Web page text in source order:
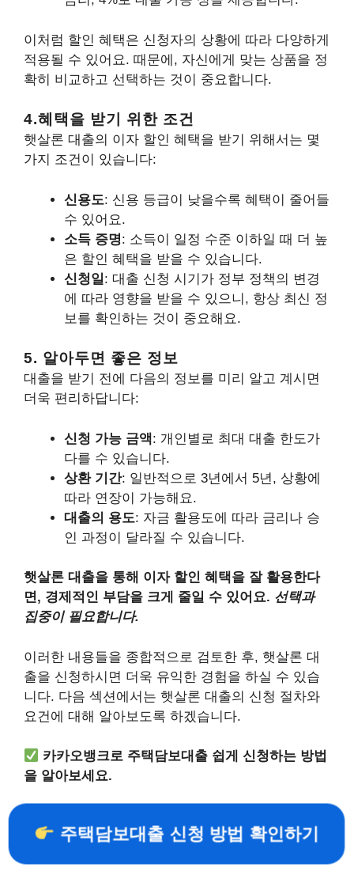
이처럼 할인 혜택은 신청자의 상황에 따라 다양하게
적용될 수 있어요. 때문에, 자신에게 맞는 상품을 정
확히 비교하고 선택하는 것이 중요합니다.
4.혜택을 받기 위한 조건
햇살론 대출의 이자 할인 혜택을 받기 위해서는 몇
가지 조건이 있습니다:
신용도: 신용 등급이 낮을수록 혜택이 줄어들
수 있어요.
소득 증명: 소득이 일정 수준 이하일 때 더 높
은 할인 혜택을 받을 수 있습니다.
신청일 : 대출 신청 시기가 정부 정책의 변경
에 따라 영향을 받을 수 있으니, 항상 최신 정
보를 확인하는 것이 중요해요.
5. 알아두면 좋은 정보
대출을 받기 전에 다음의 정보를 미리 알고 계시면
더욱 편리하답니다:
신청 가능 금액: 개인별로 최대 대출 한도가
다를 수 있습니다.
상환 기간: 일반적으로 3년에서 5년, 상황에
따라 연장이 가능해요.
대출의 용도: 자금 활용도에 따라 금리나 승
인 과정이 달라질 수 있습니다.
햇살론 대출을 통해 이자 할인 혜택을 잘 활용한다
면, 경제적인 부담을 크게 줄일 수 있어요. 선택과
집중이 필요합니다.
이러한 내용들을 종합적으로 검토한 후, 햇살론 대
출을 신청하시면 더욱 유익한 경험을 하실 수 있습
니다. 다음 섹션에서는 햇살론 대출의 신청 절차와
요건에 대해 알아보도록 하겠습니다.
카카오뱅크로 주택담보대출 쉽게 신청하는 방법
을 알아보세요.
주택담보대출 신청 방법 확인하기